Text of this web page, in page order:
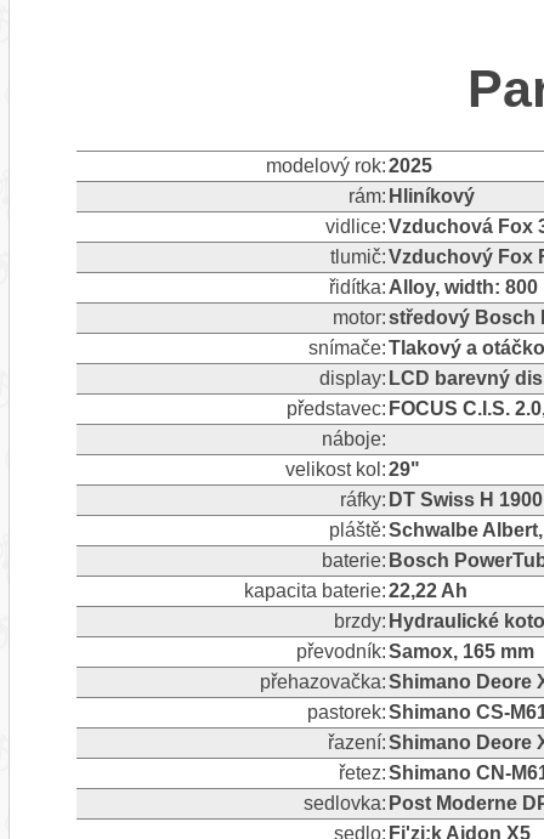
modelový rok:2025
rám: Hliníkový
vidlice:Vzduchová Fox
tlumič:Vzduchový Fox
řidítka: Alloy, width: 800
motor:středový Bosch
snímače:Tlakový a
display: LCD barevný
představec: FOCUS C.I.S.
náboje:
velikost kol:29"
ráfky: DT Swiss H
pláště:Schwalbe
baterie: Bosch
kapacita baterie:22,22 Ah
brzdy: Hydraulické
převodník:Samox, 165 mm
přehazovačka:Shimano Deore
pastorek:Shimano CS-
řazení:Shimano Deore
řetez:Shimano CN-
sedlovka: Post Moderne
sedlo: Fi'zi:k Aidon X5